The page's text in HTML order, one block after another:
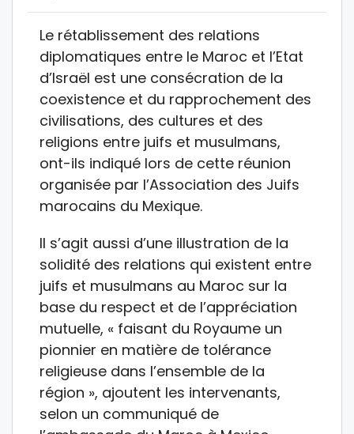
Le rétablissement des relations
diplomatiques entre le Maroc et l’Etat
d’Israël est une consécration de la
coexistence et du rapprochement des
civilisations, des cultures et des
religions entre juifs et musulmans,
ont-ils indiqué lors de cette réunion
organisée par l’Association des Juifs
marocains du Mexique.
Il s’agit aussi d’une illustration de la
solidité des relations qui existent entre
juifs et musulmans au Maroc sur la
base du respect et de l’appréciation
mutuelle, « faisant du Royaume un
pionnier en matière de tolérance
religieuse dans l’ensemble de la
région », ajoutent les intervenants,
selon un communiqué de